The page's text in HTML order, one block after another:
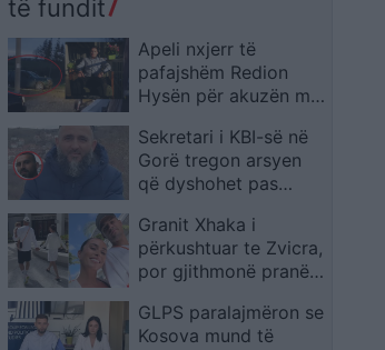
të fundit
Apeli nxjerr të
pafajshëm Redion
Hysën për akuzën mbi
Sekretari i KBI-së në
Gorë tregon arsyen
që dyshohet pas
Dragash
Granit Xhaka i
përkushtuar te Zvicra,
por gjithmonë pranë
kanë rëndësi
GLPS paralajmëron se
Kosova mund të